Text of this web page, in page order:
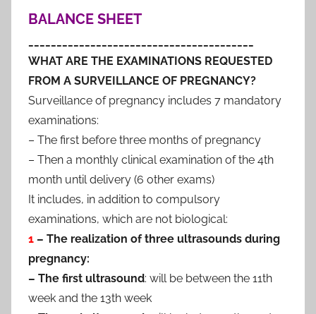
BALANCE SHEET
WHAT ARE THE EXAMINATIONS REQUESTED
FROM A SURVEILLANCE OF PREGNANCY?
Surveillance of pregnancy includes 7 mandatory
examinations:
– The first before three months of pregnancy
– Then a monthly clinical examination of the 4th
month until delivery (6 other exams)
It includes, in addition to compulsory
examinations, which are not biological:
1 – The realization of three ultrasounds during
pregnancy:
– The first ultrasound: will be between the 11th
week and the 13th week